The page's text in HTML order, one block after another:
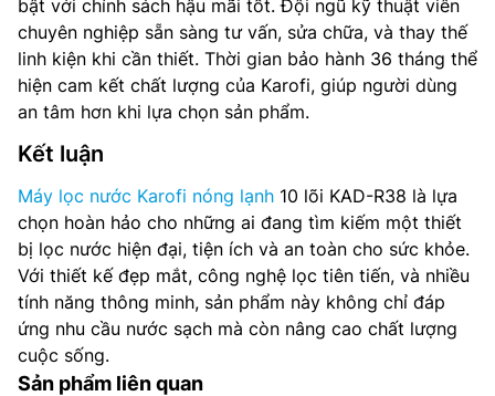
bật với chính sách hậu mãi tốt. Đội ngũ kỹ thuật viên
chuyên nghiệp sẵn sàng tư vấn, sửa chữa, và thay thế
linh kiện khi cần thiết. Thời gian bảo hành 36 tháng thể
hiện cam kết chất lượng của Karofi, giúp người dùng
an tâm hơn khi lựa chọn sản phẩm.
Kết luận
Máy lọc nước Karofi nóng lạnh 10 lõi KAD-R38 là lựa
chọn hoàn hảo cho những ai đang tìm kiếm một thiết
bị lọc nước hiện đại, tiện ích và an toàn cho sức khỏe.
Với thiết kế đẹp mắt, công nghệ lọc tiên tiến, và nhiều
tính năng thông minh, sản phẩm này không chỉ đáp
ứng nhu cầu nước sạch mà còn nâng cao chất lượng
cuộc sống.
Sản phẩm liên quan